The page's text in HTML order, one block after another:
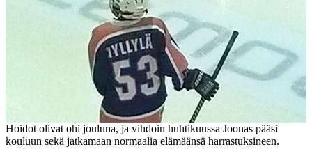
Hoidot olivat ohi jouluna, ja vihdoin huhtikuussa Joonas pääsi
kouluun sekä jatkamaan normaalia elämäänsä harrastuksineen.